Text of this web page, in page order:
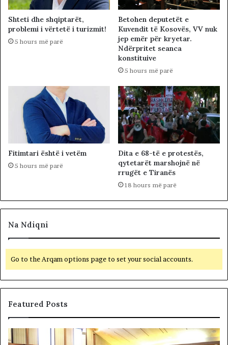
Shteti dhe shqiptarët,
problemi i vërtetë i turizmit!
5 hours më parë
Betohen deputetët e
Kuvendit të Kosovës, VV nuk
jep emër për kryetar.
Ndërpritet seanca
konstituive
5 hours më parë
Fitimtari është i vetëm
5 hours më parë
Dita e 68-të e protestës,
qytetarët marshojnë në
rrugët e Tiranës
18 hours më parë
Na Ndiqni
Go to the Arqam options page to set your social accounts.
Featured Posts
B